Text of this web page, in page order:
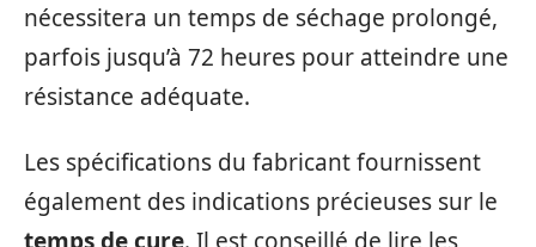
nécessitera un temps de séchage prolongé,
parfois jusqu’à 72 heures pour atteindre une
résistance adéquate.
Les spécifications du fabricant fournissent
également des indications précieuses sur le